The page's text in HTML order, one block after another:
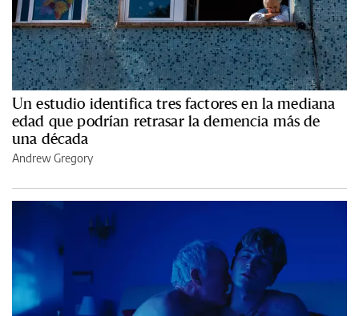
Un estudio identifica tres factores en la mediana
edad que podrían retrasar la demencia más de
una década
Andrew Gregory